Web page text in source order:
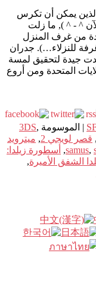
يمكن أن تكرس
^ - ^ ), ما زلت
من غرف المنزل
للنزلاء…). جدران
جيدة لتحقيق لمسة
المتحدة ومن أروع
| الموسومة 3DS,
, قصر لويجي 2 , ميترويد
,
, أسطورة زيلدا:
الشفق الأميرة,